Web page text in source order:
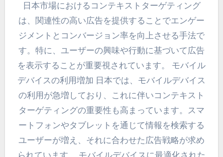
日本市場におけるコンテキストターゲティング
は、関連性の高い広告を提供することでエンゲー
ジメントとコンバージョン率を向上させる手法で
す。特に、ユーザーの興味や行動に基づいて広告
を表示することが重要視されています。 モバイル
デバイスの利用増加 日本では、モバイルデバイス
の利用が急増しており、これに伴いコンテキスト
ターゲティングの重要性も高まっています。スマ
ートフォンやタブレットを通じて情報を検索する
ユーザーが増え、それに合わせた広告戦略が求め